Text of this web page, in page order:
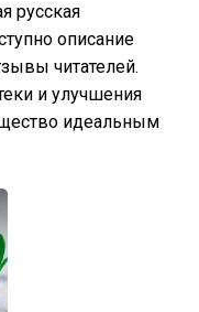
русская
описание
читателей.
и улучшения
идеальным